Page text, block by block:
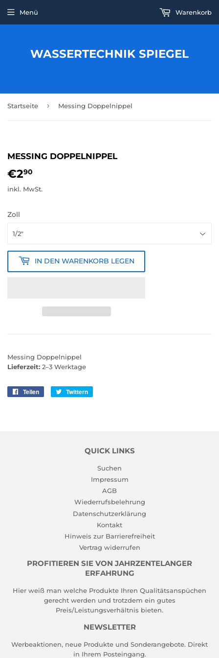
WASSERTECHNIK SPIEGEL
Menü Warenkorb
Startseite › Messing Doppelnippel
MESSING DOPPELNIPPEL
€290
inkl. MwSt.
Zoll
IN DEN WARENKORB LEGEN
Messing Doppelnippel
Lieferzeit: 2–3 Werktage
Teilen Twittern
QUICK LINKS
Suchen
Impressum
AGB
Wiederrufsbelehrung
Datenschutzerklärung
Kontakt
Hinweis zur Barrierefreiheit
Vertrag widerrufen
PROFITIEREN SIE VON JAHRZENTELANGER
ERFAHRUNG
Hier weiß man welche Produkte Ihren Qualitätsanspüchen
gerecht werden und trotzdem ein gutes
Preis/Leistungsverhältnis bieten.
NEWSLETTER
Werbeaktionen, neue Produkte und Sonderangebote. Direkt
in Ihrem Posteingang.